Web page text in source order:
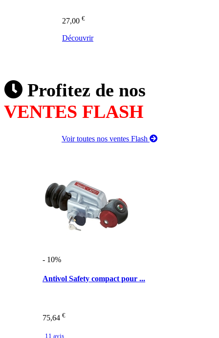
27,00 €
Découvrir
Profitez de nos
VENTES FLASH
Voir toutes nos ventes Flash
- 10%
Antivol Safety compact pour ...
75,64 €
11 avis